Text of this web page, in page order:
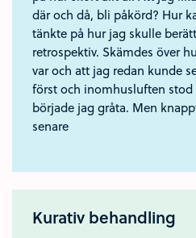
där och då, bli påkörd? Hur
tänkte på hur jag skulle
retrospektiv. Skämdes över
var och att jag redan kunde
först och inomhusluften stod
började jag gråta. Men
senare
Kurativ behandling